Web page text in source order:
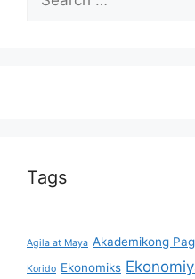
for:
Tags
Agila at Maya Akademikong
Korido Ekonomiks